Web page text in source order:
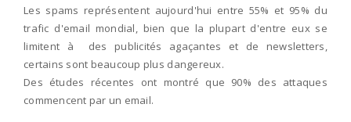
Les spams représentent aujourd'hui entre 55% et 95% du
trafic d'email mondial, bien que la plupart d'entre eux se
limitent à des publicités agaçantes et de newsletters,
certains sont beaucoup plus dangereux.
Des études récentes ont montré que 90% des attaques
commencent par un email.